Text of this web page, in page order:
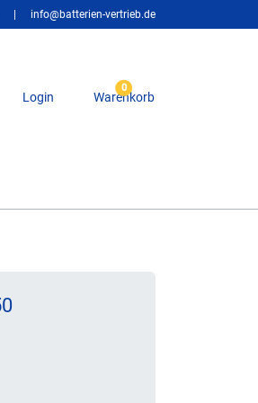
info@batterien-vertrieb.de
Login
0
Warenkorb